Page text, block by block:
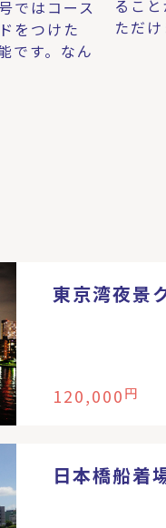
ではコース
をつけた
です。なん
るこ
ただけ
東京湾夜景
120,000 円
日本橋船着